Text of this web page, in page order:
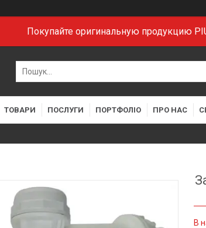
Покупайте оригинальную продукцию
ТОВАРИ ПОСЛУГИ ПОРТФОЛІО ПРО НАС
В